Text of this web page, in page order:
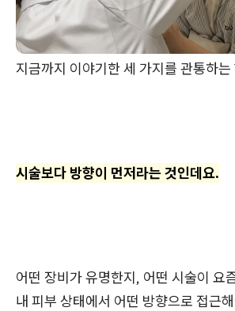
지금까지 이야기한 세 가지를 관통하
시술보다 방향이 먼저라는 것인데요.
어떤 장비가 유명한지, 어떤 시술이 요
내 피부 상태에서 어떤 방향으로 접근